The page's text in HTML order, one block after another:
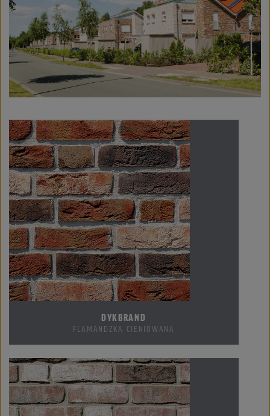
DYKBRAND
FLAMANDZKA CIENIOWANA